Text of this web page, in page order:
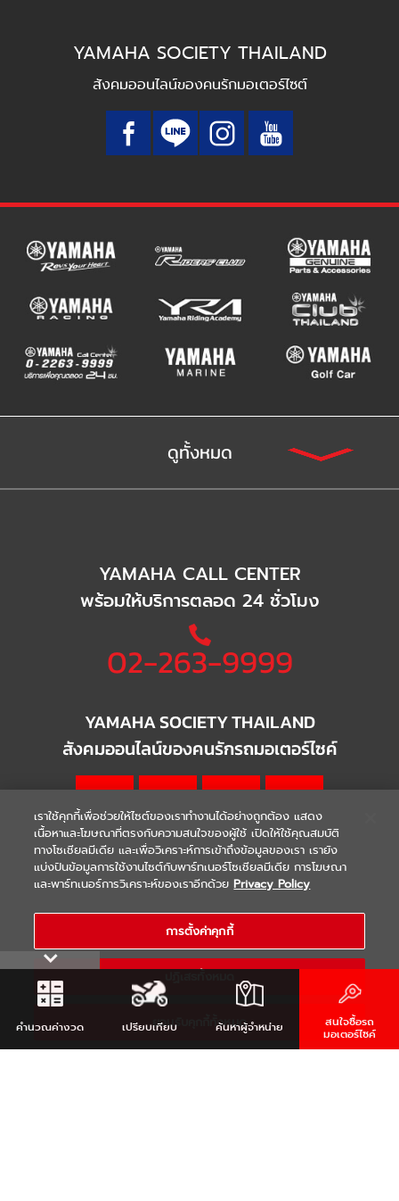
YAMAHA SOCIETY THAILAND
สังคมออนไลน์ของคนรักมอเตอร์ไซต์
ดูทั้งหมด
YAMAHA CALL CENTER
พร้อมให้บริการตลอด 24 ชั่วโมง
02-263-9999
YAMAHA SOCIETY THAILAND
สังคมออนไลน์ของคนรักรถมอเตอร์ไซค์
WARRANTY | Terms & Conditions
COPYRIGHT 2021 THAI YAMAHA MOTOR CO.,LTD. ALL RIGHTS
RESERVED
คำนวณค่างวด เปรียบเทียบ ค้นหาผู้จำหน่าย สนใจซื้อรถ
มอเตอร์ไซค์
เราใช้คุกกี้เพื่อช่วยให้ไซต์ของเราทำงานได้อย่างถูกต้อง แสดง
เนื้อหาและโฆษณาที่ตรงกับความสนใจของผู้ใช้ เปิดให้ใช้คุณสมบัติ
ทางโซเชียลมีเดีย และเพื่อวิเคราะห์การเข้าถึงข้อมูลของเรา เรายัง
แบ่งปันข้อมูลการใช้งานไซต์กับพาร์ทเนอร์โซเชียลมีเดีย การโฆษณา
และพาร์ทเนอร์การวิเคราะห์ของเราอีกด้วย Privacy Policy
การตั้งค่าคุกกี้
ยอมรับคุกกี้ทั้งหมด